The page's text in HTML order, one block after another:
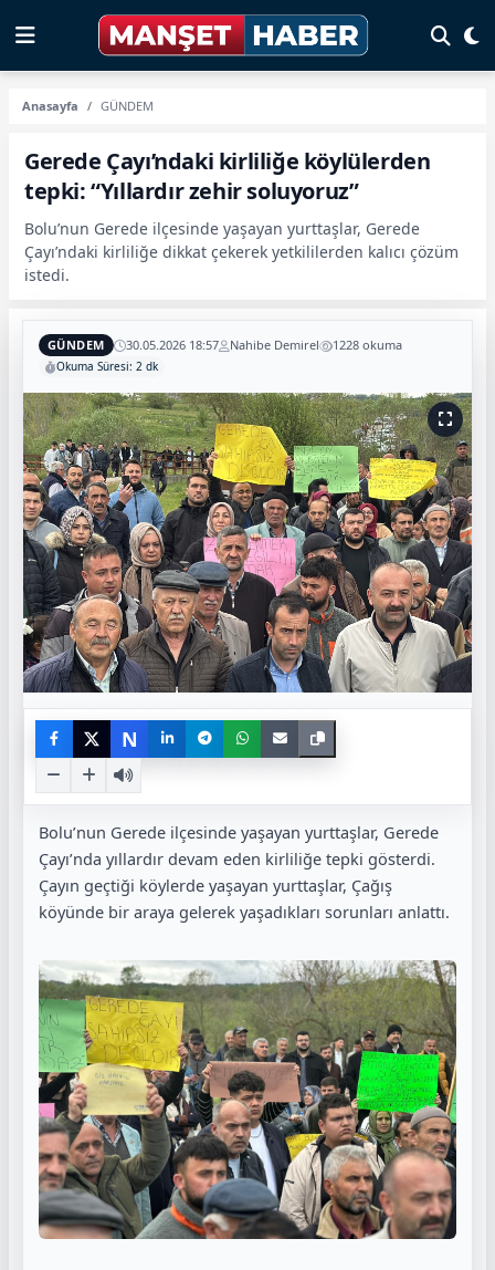
Anasayfa GÜNDEM
Gerede Çayı’ndaki kirliliğe köylülerden
tepki: “Yıllardır zehir soluyoruz”
Bolu’nun Gerede ilçesinde yaşayan yurttaşlar, Gerede
Çayı’ndaki kirliliğe dikkat çekerek yetkililerden kalıcı çözüm
istedi.
GÜNDEM 30.05.2026 18:57 Nahibe Demirel 1228 okuma
Okuma Süresi: 2 dk
N
Bolu’nun Gerede ilçesinde yaşayan yurttaşlar, Gerede
Çayı’nda yıllardır devam eden kirliliğe tepki gösterdi.
Çayın geçtiği köylerde yaşayan yurttaşlar, Çağış
köyünde bir araya gelerek yaşadıkları sorunları anlattı.